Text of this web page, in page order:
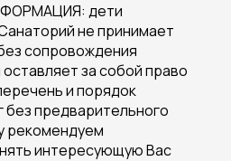
дети
не принимает
сопровождения
за собой право
и порядок
без предварительного
рекомендуем
интересующую Вас